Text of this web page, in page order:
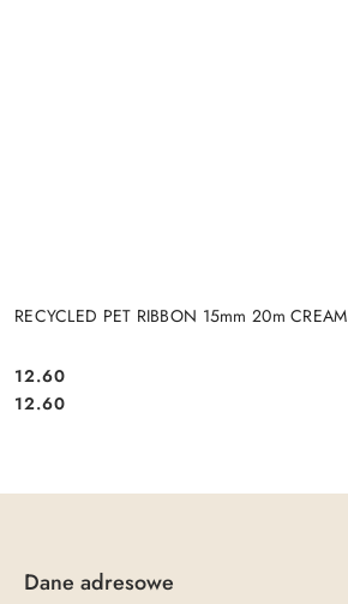
RECYCLED PET RIBBON 15mm 20m CREAM
Cena:
12.60
Cena:
12.60
Dane adresowe